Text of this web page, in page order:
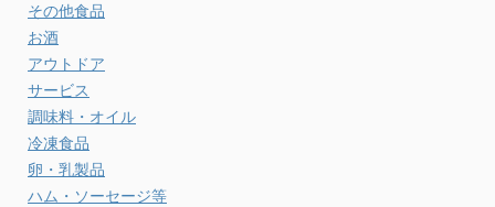
その他食品
お酒
アウトドア
サービス
調味料・オイル
冷凍食品
卵・乳製品
ハム・ソーセージ等